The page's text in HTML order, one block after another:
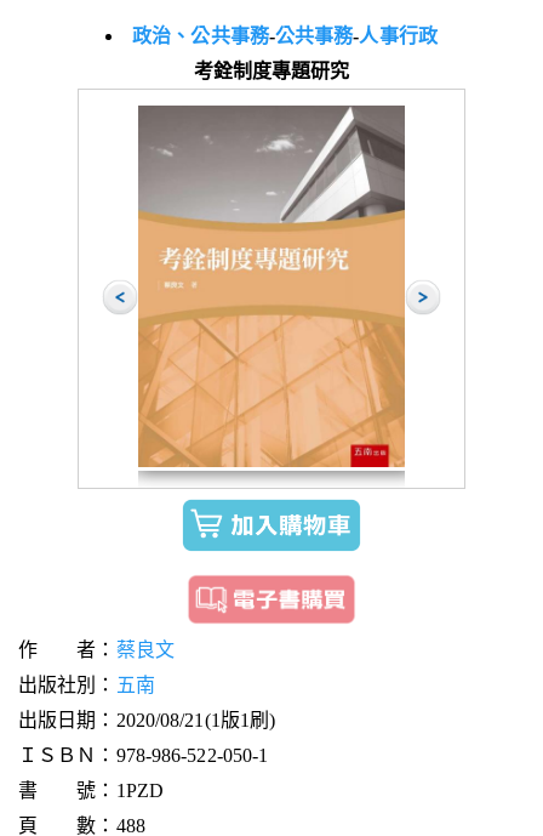
政治、公共事務-公共事務-人事行政
考銓制度專題研究
作 者： 蔡良文
出版社別： 五南
出版日期：2020/08/21(1版1刷)
ＩＳＢＮ：978-986-522-050-1
書 號：1PZD
頁 數：488